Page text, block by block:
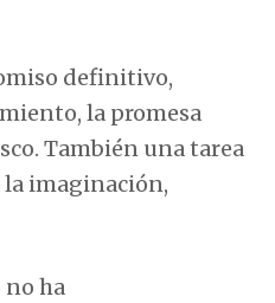
definitivo,
la promesa
También una tarea
imaginación,
no ha